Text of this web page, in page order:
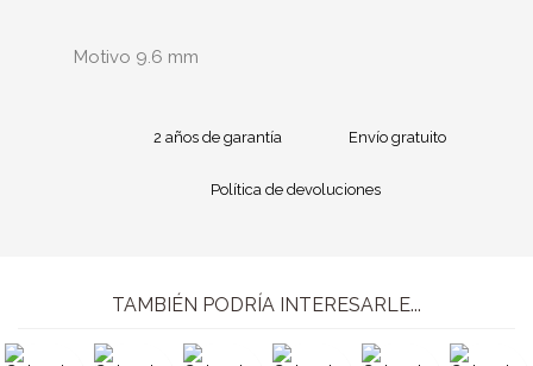
Motivo 9.6 mm
2 años de garantía Envío gratuito
Política de devoluciones
TAMBIÉN PODRÍA INTERESARLE...